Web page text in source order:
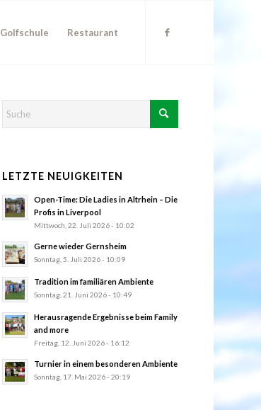
Golfschule Restaurant
LETZTE NEUIGKEITEN
Open-Time: Die Ladies in Altrhein – Die
Profis in Liverpool
Mittwoch, 22. Juli 2026 - 10:02
Gerne wieder Gernsheim
Sonntag, 5. Juli 2026 - 10:09
Tradition im familiären Ambiente
Sonntag, 21. Juni 2026 - 10:49
Herausragende Ergebnisse beim Family
and more
Freitag, 12. Juni 2026 - 16:12
Turnier in einem besonderen Ambiente
Sonntag, 17. Mai 2026 - 20:19